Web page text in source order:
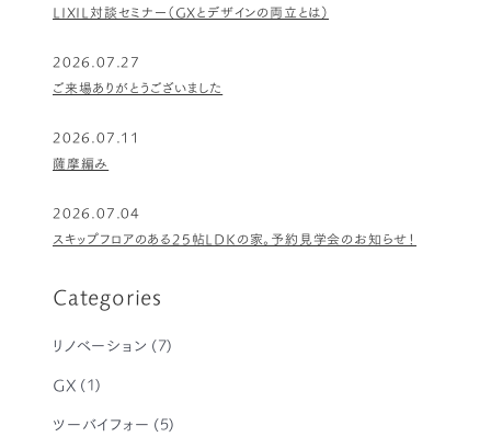
LIXIL対談セミナー（GXとデザインの両立とは）
2026.07.27
ご来場ありがとうございました
2026.07.11
薩摩編み
2026.07.04
スキップフロアのある25帖LDKの家。予約見学会のお知らせ！
Categories
リノベーション (7)
GX (1)
ツーバイフォー (5)